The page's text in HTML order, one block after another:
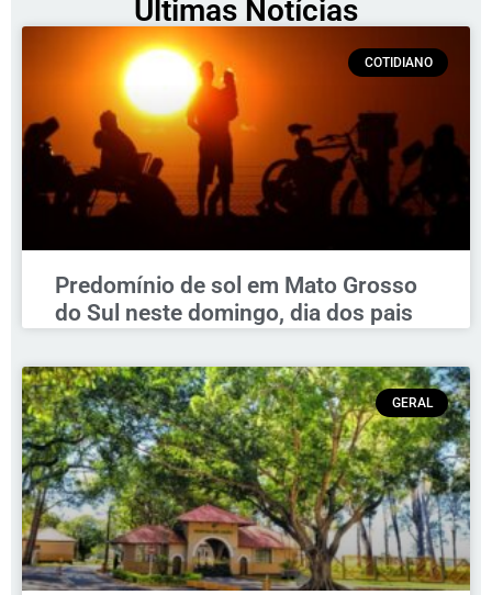
Últimas Notícias
COTIDIANO
Predomínio de sol em Mato Grosso
do Sul neste domingo, dia dos pais
GERAL